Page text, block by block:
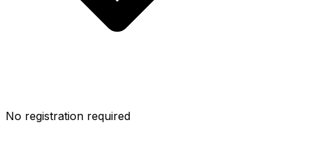
No registration required